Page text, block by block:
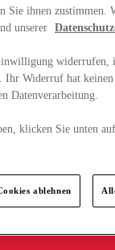
Sie ihnen zustimmen.
unserer
widerrufen,
Ihr Widerruf hat
Datenverarbeitung.
klicken Sie unten
ablehnen